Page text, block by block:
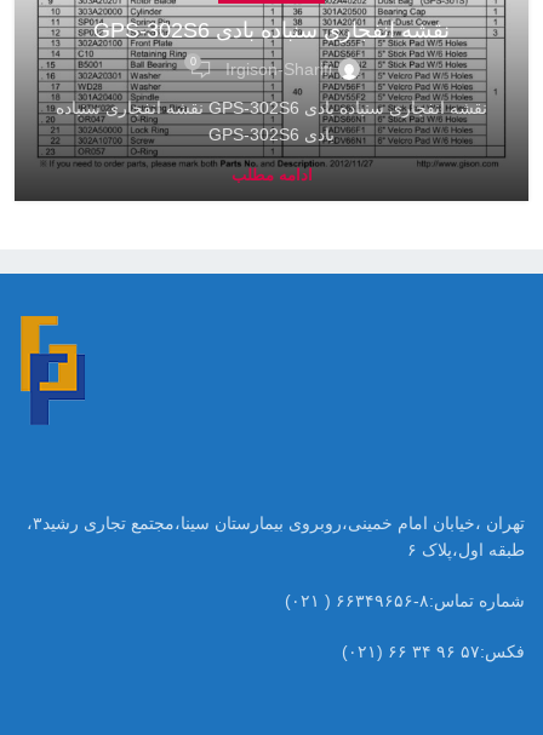
نقشه انفجاری سنباده بادی GPS-302S6
Irgison-Sharifi
0
نقشه انفجاری سنباده بادی GPS-302S6 نقشه انفجاری سنباده
بادی GPS-302S6
ادامه مطلب
تهران ،خیابان امام خمینی،روبروی بیمارستان سینا،مجتمع تجاری رشید۳،
طبقه اول،پلاک ۶
شماره تماس:۸-۶۶۳۴۹۶۵۶ ( ۰۲۱)
فکس:۵۷ ۹۶ ۳۴ ۶۶ (۰۲۱)